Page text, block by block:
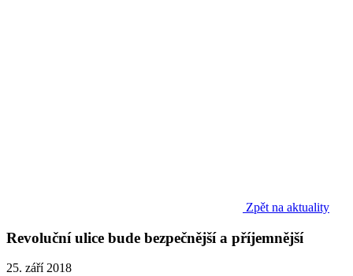
Zpět na aktuality
Revoluční ulice bude bezpečnější a příjemnější
25. září 2018